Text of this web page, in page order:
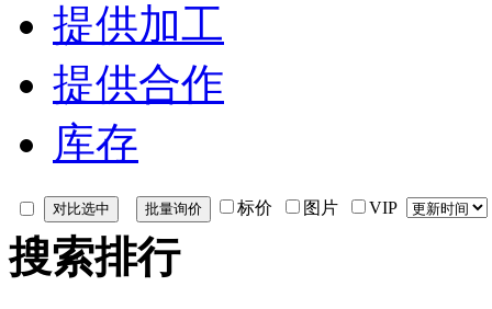
提供加工
提供合作
库存
标价 图片 VIP
搜索排行